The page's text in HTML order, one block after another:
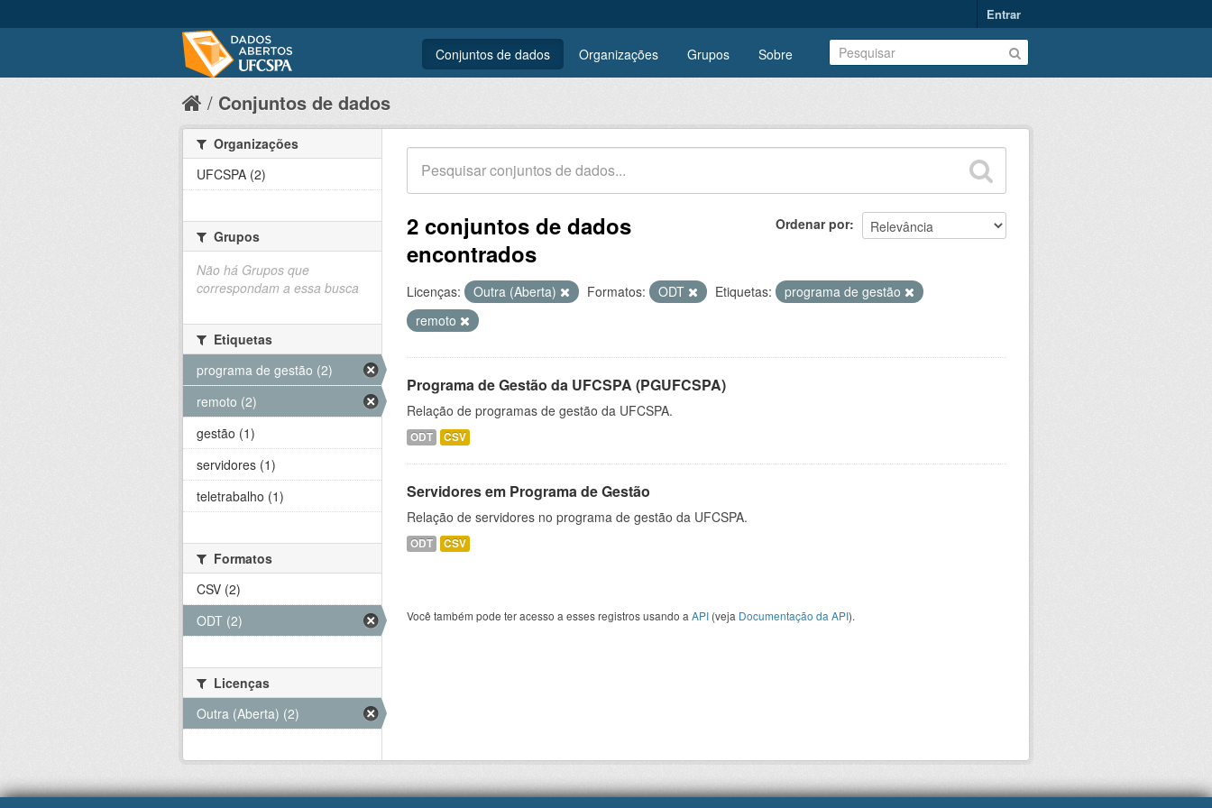
Entrar
Conjuntos de dados Organizações Grupos Sobre
Conjuntos de dados
Ordenar por
2 conjuntos de dados
encontrados
Licenças: Outra (Aberta) Formatos: ODT Etiquetas:
programa de gestão
remoto
Programa de Gestão da UFCSPA (PGUFCSPA)
Relação de programas de gestão da UFCSPA.
ODT CSV
Servidores em Programa de Gestão
Relação de servidores no programa de gestão da UFCSPA.
ODT CSV
Você também pode ter acesso a esses registros usando a API (veja Documentação da API).
Organizações
UFCSPA (2)
Grupos
Não há Grupos que
correspondam a essa busca
Etiquetas
programa de gestão (2)
remoto (2)
gestão (1)
servidores (1)
teletrabalho (1)
Formatos
CSV (2)
ODT (2)
Licenças
Outra (Aberta) (2)